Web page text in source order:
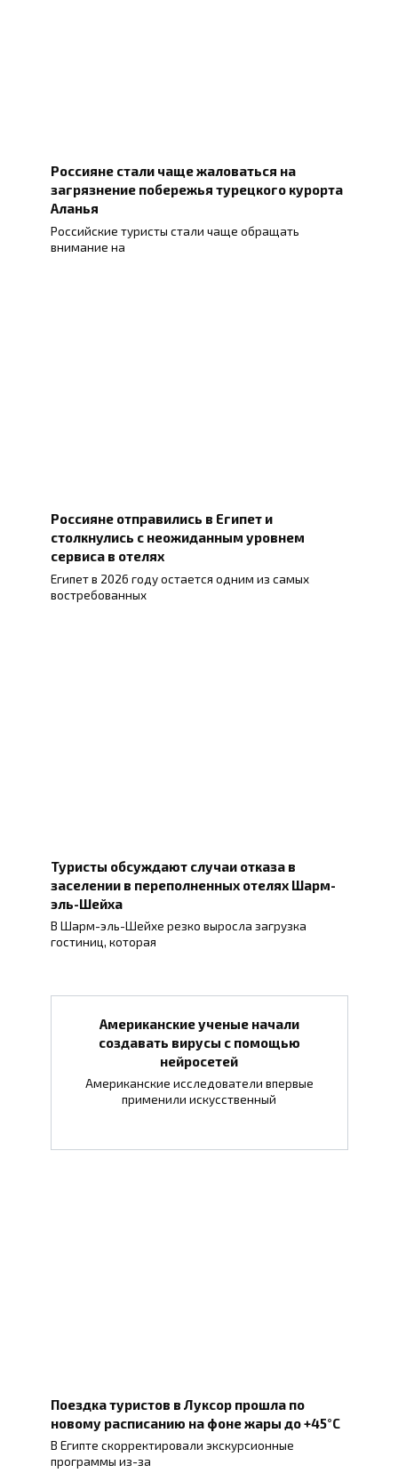
Россияне стали чаще жаловаться на
загрязнение побережья турецкого курорта
Аланья
Российские туристы стали чаще обращать
внимание на
Россияне отправились в Египет и
столкнулись с неожиданным уровнем
сервиса в отелях
Египет в 2026 году остается одним из самых
востребованных
Туристы обсуждают случаи отказа в
заселении в переполненных отелях Шарм-
эль-Шейха
В Шарм-эль-Шейхе резко выросла загрузка
гостиниц, которая
Американские ученые начали
создавать вирусы с помощью
нейросетей
Американские исследователи впервые
применили искусственный
Поездка туристов в Луксор прошла по
новому расписанию на фоне жары до +45°C
В Египте скорректировали экскурсионные
программы из-за